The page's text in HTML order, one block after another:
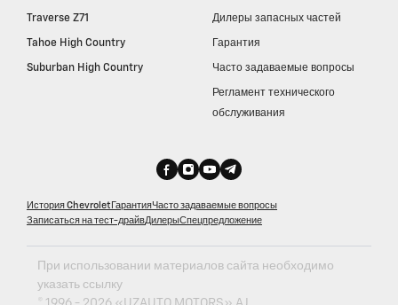
Traverse Z71
Tahoe High Country
Suburban High Country
Дилеры запасных частей
Гарантия
Часто задаваемые вопросы
Регламент технического
обслуживания
История Chevrolet ГарантияЧасто задаваемые вопросы
Записаться на тест-драйвДилерыСпецпредложение
При использовании материалов сайта необходимо
указать ссылку